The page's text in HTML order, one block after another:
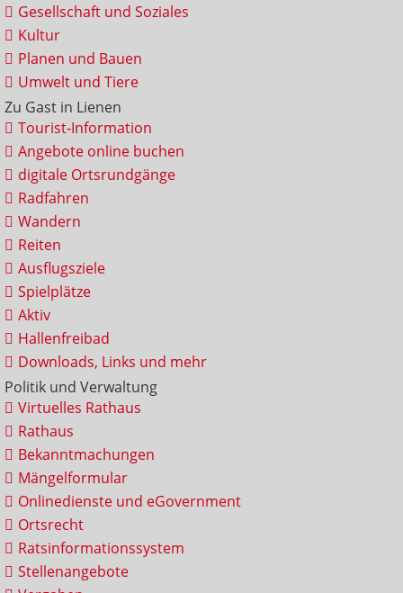
Gesellschaft und Soziales
Kultur
Planen und Bauen
Umwelt und Tiere
Zu Gast in Lienen
Tourist-Information
Angebote online buchen
digitale Ortsrundgänge
Radfahren
Wandern
Reiten
Ausflugsziele
Spielplätze
Aktiv
Hallenfreibad
Downloads, Links und mehr
Politik und Verwaltung
Virtuelles Rathaus
Rathaus
Bekanntmachungen
Mängelformular
Onlinedienste und eGovernment
Ortsrecht
Ratsinformationssystem
Stellenangebote